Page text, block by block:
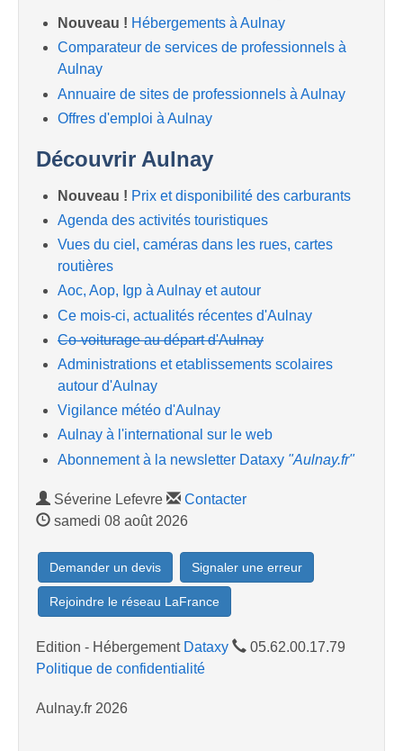
Nouveau ! Hébergements à Aulnay
Comparateur de services de professionnels à
Aulnay
Annuaire de sites de professionnels à Aulnay
Offres d'emploi à Aulnay
Découvrir Aulnay
Nouveau ! Prix et disponibilité des carburants
Agenda des activités touristiques
Vues du ciel, caméras dans les rues, cartes
routières
Aoc, Aop, Igp à Aulnay et autour
Ce mois-ci, actualités récentes d'Aulnay
Co-voiturage au départ d'Aulnay
Administrations et etablissements scolaires
autour d'Aulnay
Vigilance météo d'Aulnay
Aulnay à l'international sur le web
Abonnement à la newsletter Dataxy "Aulnay.fr"
Séverine Lefevre
Contacter
samedi 08 août 2026
Demander un devis Signaler une erreur
Rejoindre le réseau LaFrance
Edition - Hébergement Dataxy
05.62.00.17.79
Politique de confidentialité
Aulnay.fr 2026